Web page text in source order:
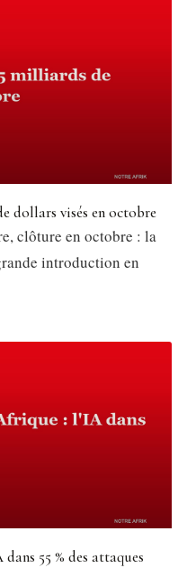
dollars visés en octobre
clôture en octobre : la
introduction en
55 % des attaques